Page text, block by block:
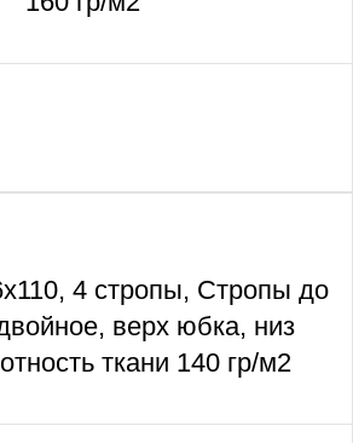
4 стропы, Стропы до
верх юбка, низ
ткани 140 гр/м2